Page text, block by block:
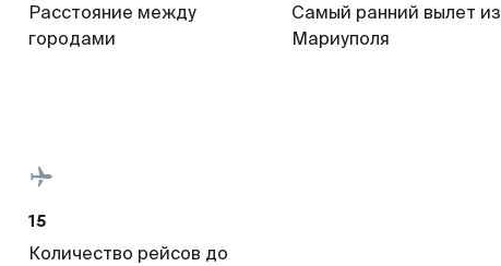
Расстояние между
городами
Самый ранний вылет из
Мариуполя
15
Количество рейсов до